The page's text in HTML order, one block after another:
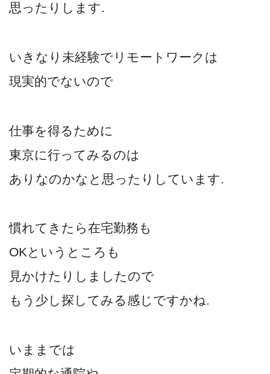
思ったりします.
いきなり未経験でリモートワークは
現実的でないので
仕事を得るために
東京に行ってみるのは
ありなのかなと思ったりしています.
慣れてきたら在宅勤務も
OKというところも
見かけたりしましたので
もう少し探してみる感じですかね.
いままでは